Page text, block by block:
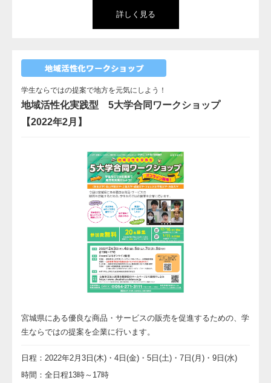
詳しく見る
学生ならではの提案で地方を元気にしよう！
地域活性化実践型 5大学合同ワークショップ
【2022年2月】
宮城県にある優良な商品・サービスの販売を促進するための、学
生ならではの提案を企業に行います。
日程：2022年2月3日(木)・4日(金)・5日(土)・7日(月)・9日(水)
時間：全日程13時～17時